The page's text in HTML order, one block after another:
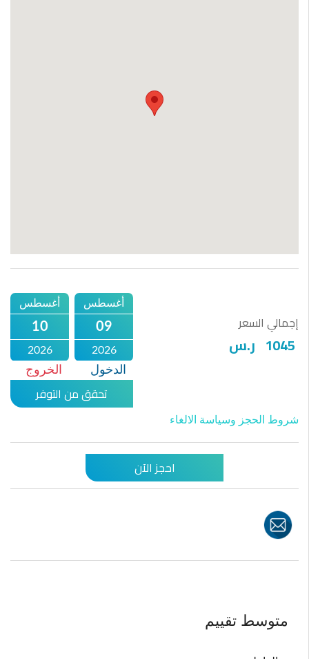
أغسطس
10
2026
الخروج
أغسطس
09
2026
الدخول
إجمالي السعر
ر.س 1045
تحقق من التوفر
شروط الحجز وسياسة الالغاء
احجز الآن
متوسط ​​تقييم